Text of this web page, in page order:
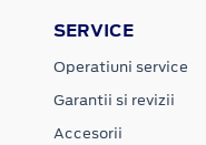
SERVICE
Operatiuni service
Garantii si revizii
Accesorii